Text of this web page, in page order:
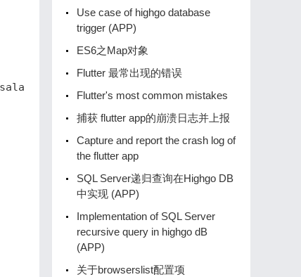
AS
Use case of highgo database
trigger (APP)
ES6之Map对象
Flutter 最常出现的错误
Flutter's most common mistakes
捕获 flutter app的崩溃日志并上报
Capture and report the crash log of
the flutter app
SQL Server递归查询在Highgo DB
中实现 (APP)
Implementation of SQL Server
recursive query in highgo dB
(APP)
关于browserslist配置项